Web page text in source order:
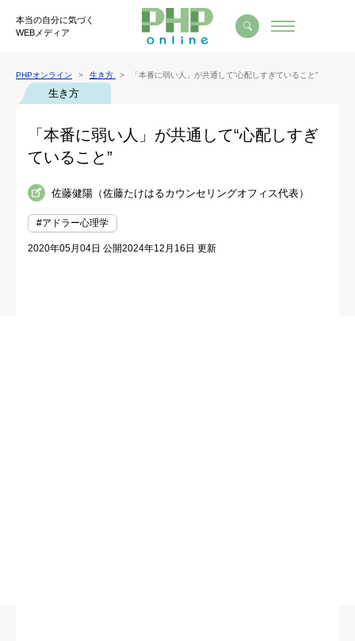
本当の自分に気づく
WEBメディア
PHPオンライン 生き方 「本番に弱い人」が共通して“心配しすぎていること”
生き方
「本番に弱い人」が共通して“心配しすぎ
ていること”
佐藤健陽（佐藤たけはるカウンセリングオフィス代表）
#アドラー心理学
2020年05月04日 公開2024年12月16日 更新